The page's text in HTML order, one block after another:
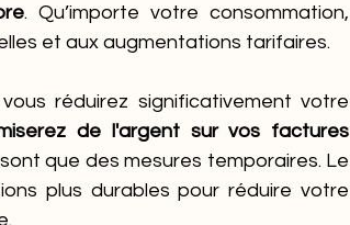
. Qu’importe votre consommation,
et aux augmentations tarifaires.
réduirez significativement votre
de l'argent sur vos factures
que des mesures temporaires. Le
plus durables pour réduire votre